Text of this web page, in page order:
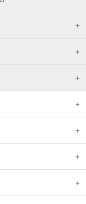
＋
＋
＋
＋
＋
＋
＋